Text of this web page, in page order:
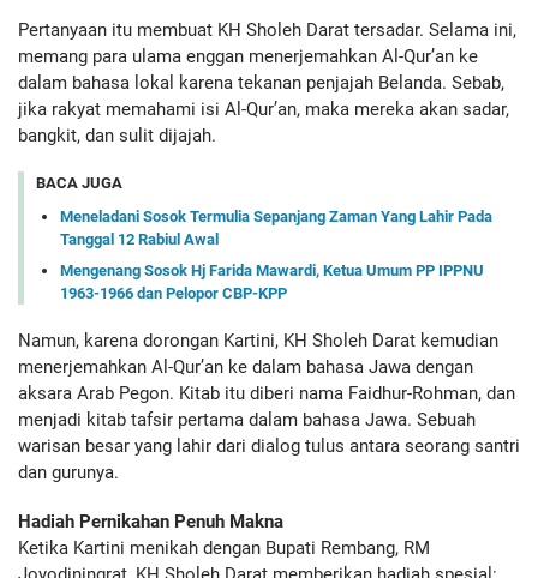
Pertanyaan itu membuat KH Sholeh Darat tersadar. Selama ini,
memang para ulama enggan menerjemahkan Al-Qur’an ke
dalam bahasa lokal karena tekanan penjajah Belanda. Sebab,
jika rakyat memahami isi Al-Qur’an, maka mereka akan sadar,
bangkit, dan sulit dijajah.
BACA JUGA
Meneladani Sosok Termulia Sepanjang Zaman Yang Lahir Pada
Tanggal 12 Rabiul Awal
Mengenang Sosok Hj Farida Mawardi, Ketua Umum PP IPPNU
1963-1966 dan Pelopor CBP-KPP
Namun, karena dorongan Kartini, KH Sholeh Darat kemudian
menerjemahkan Al-Qur’an ke dalam bahasa Jawa dengan
aksara Arab Pegon. Kitab itu diberi nama Faidhur-Rohman, dan
menjadi kitab tafsir pertama dalam bahasa Jawa. Sebuah
warisan besar yang lahir dari dialog tulus antara seorang santri
dan gurunya.
Hadiah Pernikahan Penuh Makna
Ketika Kartini menikah dengan Bupati Rembang, RM